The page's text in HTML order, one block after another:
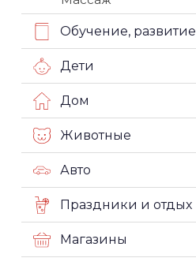
Обучение, развитие
Дети
Дом
Животные
Авто
Праздники и отдых
Магазины